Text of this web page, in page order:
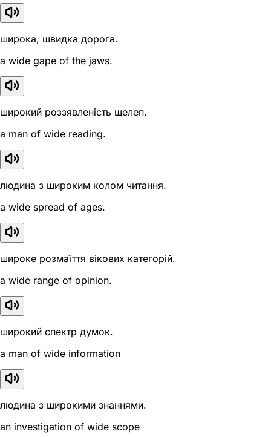
широка, швидка дорога.
a wide gape of the jaws.
широкий роззявленість щелеп.
a man of wide reading.
людина з широким колом читання.
a wide spread of ages.
широке розмаїття вікових категорій.
a wide range of opinion.
широкий спектр думок.
a man of wide information
людина з широкими знаннями.
an investigation of wide scope